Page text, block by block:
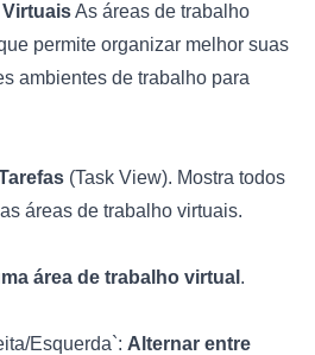
As áreas de trabalho
permite organizar melhor suas
ambientes de trabalho para
(Task View). Mostra todos
áreas de trabalho virtuais.
área de trabalho virtual .
Esquerda`: Alternar entre